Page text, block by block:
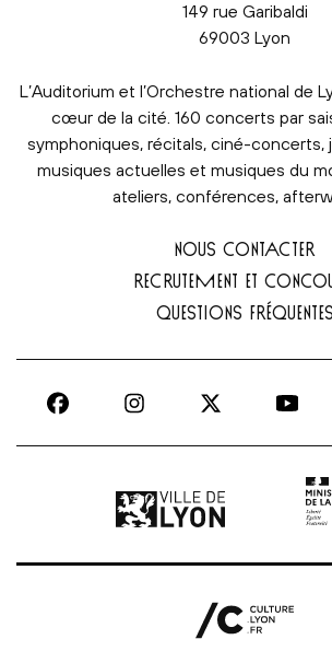
149 rue Garibaldi
69003 Lyon
L’Auditorium et l’Orchestre national de
cœur de la cité. 160 concerts par
symphoniques, récitals, ciné-concerts,
musiques actuelles et musiques du
ateliers, conférences,
NOUS CONTACTER
RECRUTEMENT ET
QUESTIONS FRÉQUENTES
Ville de Lyon | lien externe